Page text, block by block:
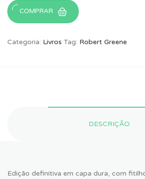
COMPRAR
Categoria: Livros Tag: Robert Greene
DESCRIÇÃO
Edição definitiva em capa dura, com